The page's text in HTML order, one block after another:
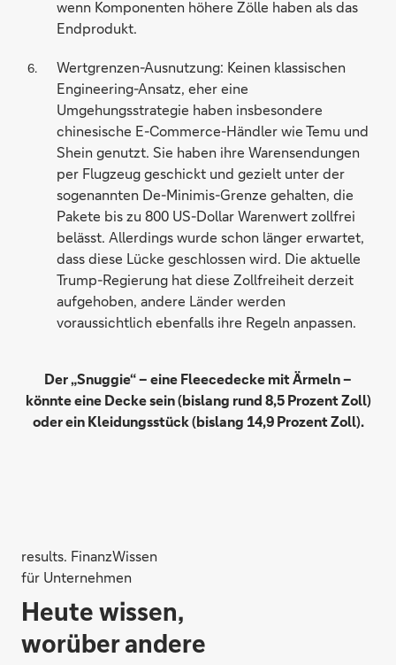
wenn Komponenten höhere Zölle haben als das
Endprodukt.
Wertgrenzen-Ausnutzung: Keinen klassischen
Engineering-Ansatz, eher eine
Umgehungsstrategie haben insbesondere
chinesische E-Commerce-Händler wie Temu und
Shein genutzt. Sie haben ihre Warensendungen
per Flugzeug geschickt und gezielt unter der
sogenannten De-Minimis-Grenze gehalten, die
Pakete bis zu 800 US-Dollar Warenwert zollfrei
belässt. Allerdings wurde schon länger erwartet,
dass diese Lücke geschlossen wird. Die aktuelle
Trump-Regierung hat diese Zollfreiheit derzeit
aufgehoben, andere Länder werden
voraussichtlich ebenfalls ihre Regeln anpassen.
Der „Snuggie“ – eine Fleecedecke mit Ärmeln –
könnte eine Decke sein (bislang rund 8,5 Prozent Zoll)
oder ein Kleidungsstück (bislang 14,9 Prozent Zoll).
results. FinanzWissen
für Unternehmen
Heute wissen,
worüber andere